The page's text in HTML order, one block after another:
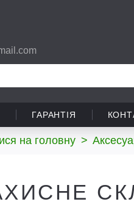
ГАРАНТІЯ
на головну >